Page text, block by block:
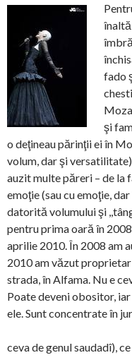
fado
şi
o deţineau părinţii ei în
volum, dar şi
auzit multe păreri – de la
emoţie (sau cu emoţie,
datorită volumului şi
pentru prima oară în
aprilie 2010. În 2008 am
2010 am văzut
strada, în Alfama. Nu e
Poate deveni obositor,
ele. Sunt concentrate în
ceva de genul saudadî),